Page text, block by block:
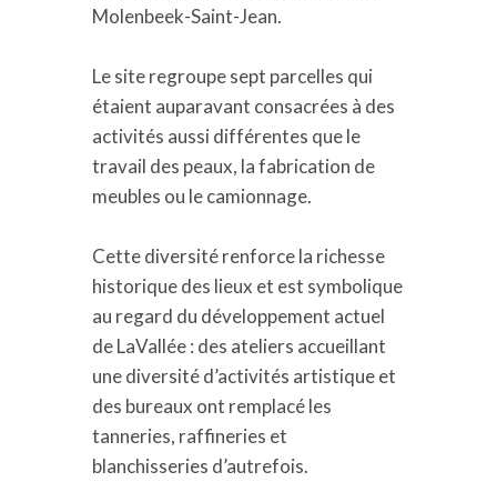
Molenbeek-Saint-Jean.
Le site regroupe sept parcelles qui
étaient auparavant consacrées à des
activités aussi différentes que le
travail des peaux, la fabrication de
meubles ou le camionnage.
Cette diversité renforce la richesse
historique des lieux et est symbolique
au regard du développement actuel
de LaVallée : des ateliers accueillant
une diversité d’activités artistique et
des bureaux ont remplacé les
tanneries, raffineries et
blanchisseries d’autrefois.